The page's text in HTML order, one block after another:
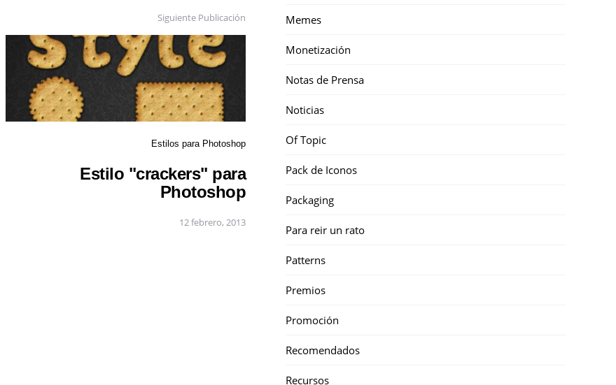
Siguiente Publicación
Estilos para Photoshop
Estilo "crackers" para
Photoshop
12 febrero, 2013
Memes
Monetización
Notas de Prensa
Noticias
Of Topic
Pack de Iconos
Packaging
Para reir un rato
Patterns
Premios
Promoción
Recomendados
Recursos